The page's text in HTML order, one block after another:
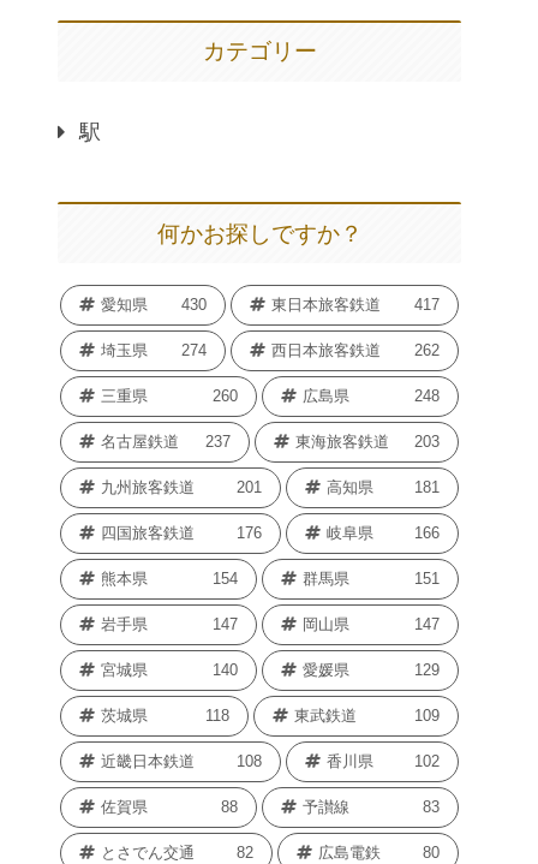
カテゴリー
駅
何かお探しですか？
愛知県 430 東日本旅客鉄道 417
埼玉県 274 西日本旅客鉄道 262
三重県 260 広島県 248
名古屋鉄道 237 東海旅客鉄道 203
九州旅客鉄道 201 高知県 181
四国旅客鉄道 176 岐阜県 166
熊本県 154 群馬県 151
岩手県 147 岡山県 147
宮城県 140 愛媛県 129
茨城県 118 東武鉄道 109
近畿日本鉄道 108 香川県 102
佐賀県 88 予讃線 83
とさでん交通 82 広島電鉄 80